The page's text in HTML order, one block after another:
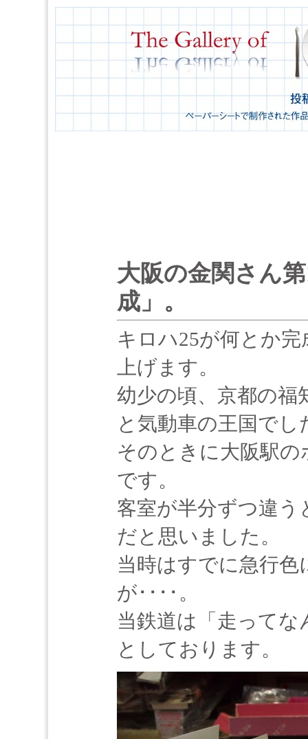
大阪の金関さん
成」。
キロハ25が何とか
上げます。
幼少の頃、京都の福
と気動車の王国でし
そのときに大阪駅
です。
客室が半分ずつ違
だと思いました。
当時はすでに急行
が････。
当鉄道は「走って
としております。